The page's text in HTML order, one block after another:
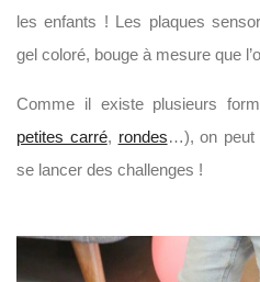
les enfants ! Les plaques
gel coloré, bouge à mesure que
Comme il existe plusieurs
petites carré, rondes…), on peut
se lancer des challenges !